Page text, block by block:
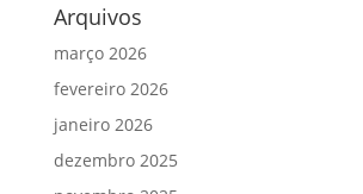
Arquivos
março 2026
fevereiro 2026
janeiro 2026
dezembro 2025